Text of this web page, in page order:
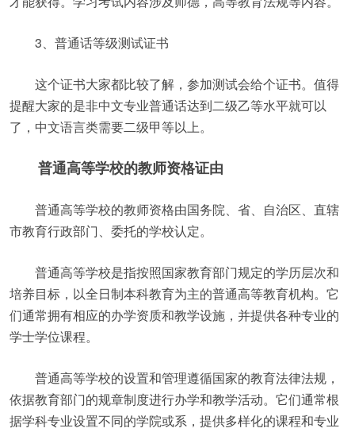
3、普通话等级测试证书
这个证书大家都比较了解，参加测试会给个证书。值得
提醒大家的是非中文专业普通话达到二级乙等水平就可以
了，中文语言类需要二级甲等以上。
普通高等学校的教师资格证由
普通高等学校的教师资格由国务院、省、自治区、直辖
市教育行政部门、委托的学校认定。
普通高等学校是指按照国家教育部门规定的学历层次和
培养目标，以全日制本科教育为主的普通高等教育机构。它
们通常拥有相应的办学资质和教学设施，并提供各种专业的
学士学位课程。
普通高等学校的设置和管理遵循国家的教育法律法规，
依据教育部门的规章制度进行办学和教学活动。它们通常根
据学科专业设置不同的学院或系，提供多样化的课程和专业